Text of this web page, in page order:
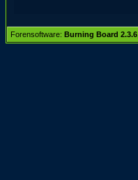
Forensoftware: Burning Board 2.3.6